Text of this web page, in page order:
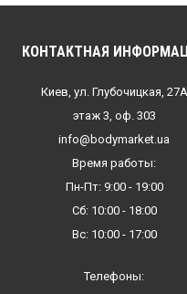
КОНТАКТНАЯ
Киев, ул. Глубочицкая, 27А
этаж 3, оф. 303
info@bodymarket.ua
Время работы:
Пн-Пт: 9:00 - 19:00
Сб: 10:00 - 18:00
Вс: 10:00 - 17:00
Телефоны: